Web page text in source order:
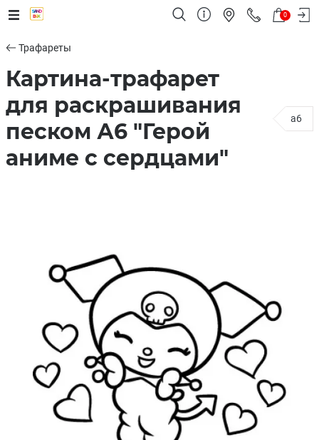
0
Трафареты
Картина-трафарет
для раскрашивания
песком А6 "Герой
аниме с сердцами"
a6